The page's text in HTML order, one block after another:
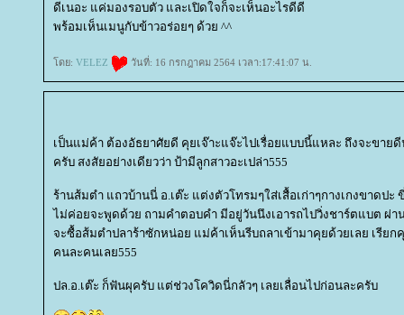
ดีเนอะ แค่มองรอบตัว และเปิดใจก็จะเห็นอะไรดีดี
พร้อมเห็นเมนูกับข้าวอร่อยๆ ด้วย ^^
ดย: VELEZ วันที่: 16 กรกฎาคม 2564 เวลา:17:41:07 น.
เป็นแม่ค้า ต้องอัธยาศัยดี คุยเจ๊าะแจ๊ะไปเรื่อยแบบนี้แหละ ถึงจะขาย
ครับ สงสัยอย่างเดียวว่า ป้ามีลูกสาวอะเปล่า555
ร้านส้มตำ แถวบ้านนี่ อ.เต๊ะ แต่งตัวโทรมๆใส่เสื้อเก่าๆกางเกงขาดป
ไม่ค่อยจะพูดด้วย ถามคำตอบคำ มีอยู่วันนึงเอารถไปวิ่งชาร์ตแบต ผ่า
จะซื้อส้มตำปลาร้าซักหน่อย แม่ค้าเห็นรีบถลาเข้ามาคุยด้วยเลย เรีย
คนละคนเลย555
ปล.อ.เต๊ะ ก็ฟันผุครับ แต่ช่วงโควิดนี่กลัวๆ เลยเลื่อนไปก่อนละครับ